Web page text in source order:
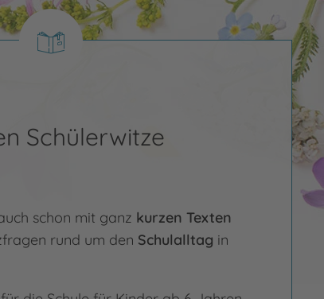
Schülerwitze
schon mit ganz kurzen Texten
rund um den Schulalltag in